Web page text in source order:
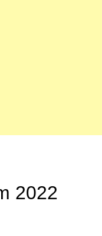
2022